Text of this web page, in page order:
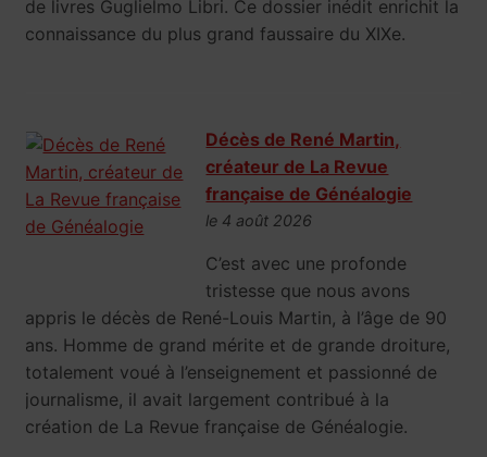
de livres Guglielmo Libri. Ce dossier inédit enrichit la
connaissance du plus grand faussaire du XIXe.
Décès de René Martin,
créateur de La Revue
française de Généalogie
le 4 août 2026
C’est avec une profonde
tristesse que nous avons
appris le décès de René-Louis Martin, à l’âge de 90
ans. Homme de grand mérite et de grande droiture,
totalement voué à l’enseignement et passionné de
journalisme, il avait largement contribué à la
création de La Revue française de Généalogie.